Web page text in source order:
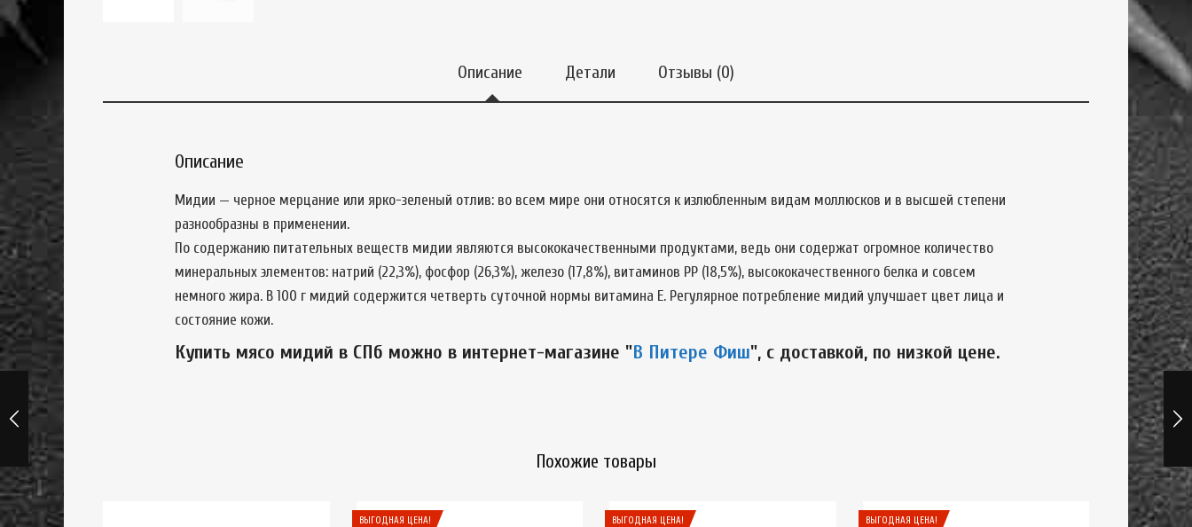
Описание Детали Отзывы (0)
Описание
Мидии — черное мерцание или ярко-зеленый отлив: во всем мире они относятся к излюбленным видам моллюсков и в высшей степени
разнообразны в применении.
По содержанию питательных веществ мидии являются высококачественными продуктами, ведь они содержат огромное количество
минеральных элементов: натрий (22,3%), фосфор (26,3%), железо (17,8%), витаминов PP (18,5%), высококачественного белка и совсем
немного жира. В 100 г мидий содержится четверть суточной нормы витамина E. Регулярное потребление мидий улучшает цвет лица и
состояние кожи.
Купить мясо мидий в СПб можно в интернет-магазине "В Питере Фиш", с доставкой, по низкой цене.
Похожие товары
ВЫГОДНАЯ ЦЕНА! ВЫГОДНАЯ ЦЕНА! ВЫГОДНАЯ ЦЕНА!